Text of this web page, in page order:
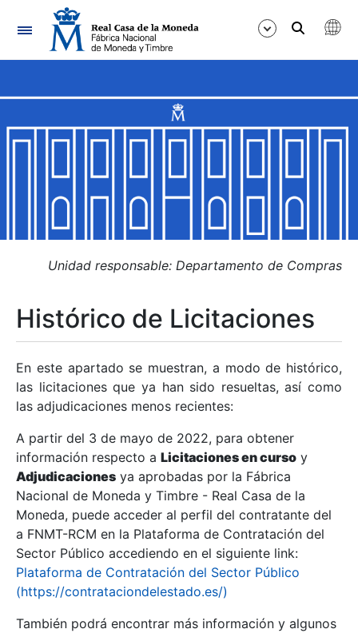
Navegación
Mostrar/Ocultar
Mostrar/Ocultar
Mostrar/Ocultar
Mostrar/Ocultar
Mostrar/Ocultar
Mostrar/Ocultar
Unidad responsable: Departamento de Compras
Histórico de Licitaciones
En este apartado se muestran, a modo de histórico,
las licitaciones que ya han sido resueltas, así como
las adjudicaciones menos recientes:
A partir del 3 de mayo de 2022, para obtener
información respecto a Licitaciones en curso y
Adjudicaciones ya aprobadas por la Fábrica
Nacional de Moneda y Timbre - Real Casa de la
Moneda, puede acceder al perfil del contratante del
a FNMT-RCM en la Plataforma de Contratación del
Sector Público accediendo en el siguiente link:
Plataforma de Contratación del Sector Público
(https://contrataciondelestado.es/)
También podrá encontrar más información y algunos